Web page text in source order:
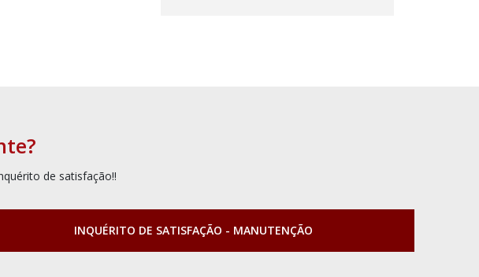
de satisfação!!
INQUÉRITO DE SATISFAÇÃO - MANUTENÇÃO